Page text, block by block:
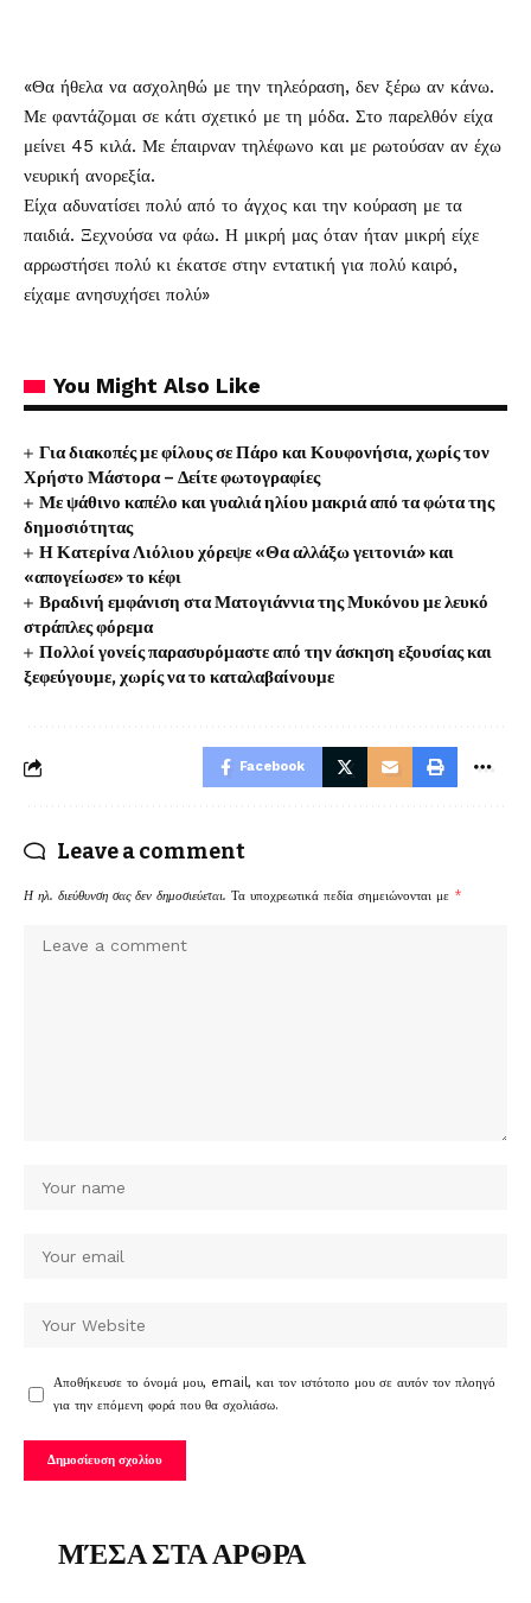
«Θα ήθελα να ασχοληθώ με την τηλεόραση, δεν ξέρω αν κάνω.
Με φαντάζομαι σε κάτι σχετικό με τη μόδα. Στο παρελθόν είχα
μείνει 45 κιλά. Με έπαιρναν τηλέφωνο και με ρωτούσαν αν έχω
νευρική ανορεξία.
Είχα αδυνατίσει πολύ από το άγχος και την κούραση με τα
παιδιά. Ξεχνούσα να φάω. Η μικρή μας όταν ήταν μικρή είχε
αρρωστήσει πολύ κι έκατσε στην εντατική για πολύ καιρό,
είχαμε ανησυχήσει πολύ»
You Might Also Like
Για διακοπές με φίλους σε Πάρο και Κουφονήσια, χωρίς τον
Χρήστο Μάστορα – Δείτε φωτογραφίες
Με ψάθινο καπέλο και γυαλιά ηλίου μακριά από τα φώτα της
δημοσιότητας
Η Κατερίνα Λιόλιου χόρεψε «Θα αλλάξω γειτονιά» και
«απογείωσε» το κέφι
Βραδινή εμφάνιση στα Ματογιάννια της Μυκόνου με λευκό
στράπλες φόρεμα
Πολλοί γονείς παρασυρόμαστε από την άσκηση εξουσίας και
ξεφεύγουμε, χωρίς να το καταλαβαίνουμε
Facebook
Leave a comment
Η ηλ. διεύθυνση σας δεν δημοσιεύεται. Τα υποχρεωτικά πεδία σημειώνονται με *
Αποθήκευσε το όνομά μου, email, και τον ιστότοπο μου σε αυτόν τον πλοηγό
για την επόμενη φορά που θα σχολιάσω.
ΜΈΣΑ ΣΤΑ ΑΡΘΡΑ